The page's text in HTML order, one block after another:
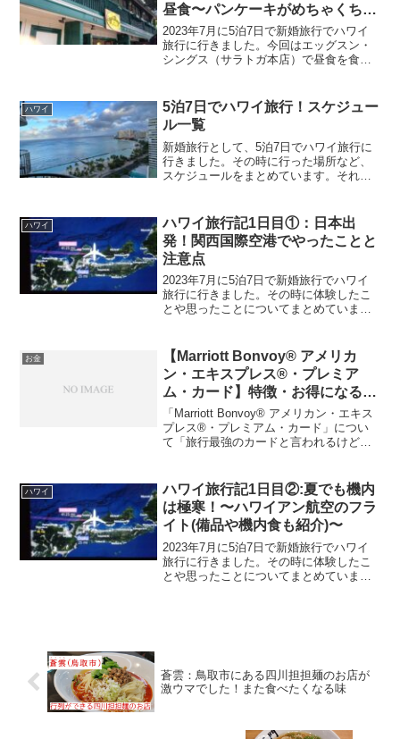
昼食〜パンケーキがめちゃくちゃ
でかい〜
2023年7月に5泊7日で新婚旅行でハワイ
旅行に行きました。今回はエッグスン・
シングス（サラトガ本店）で昼食を食べ
流れ、困ったことなどについて書いてい
ます。
ハワイ
5泊7日でハワイ旅行！スケジュー
ル一覧
新婚旅行として、5泊7日でハワイ旅行に
行きました。その時に行った場所など、
スケジュールをまとめています。それぞ
で、ハワイ旅行を計画されている方や、
これから行きたいなと考え...
ハワイ
ハワイ旅行記1日目①：日本出
発！関西国際空港でやったことと
注意点
2023年7月に5泊7日で新婚旅行でハワイ
旅行に行きました。その時に体験したこ
とや思ったことについてまとめていま
ュール一覧)5泊7日でかかった全費用をま
とめた記事は...
お金
【Marriott Bonvoy® アメリカ
ン・エキスプレス®・プレミア
ム・カード】特徴・お得になる
人・おすすめできる人
「Marriott Bonvoy® アメリカン・エキス
プレス®・プレミアム・カード」につい
て「旅行最強のカードと言われるけどな
なる目安となる基準はあるのか」という
ことに...
ハワイ
ハワイ旅行記1日目②:夏でも機内
は極寒！〜ハワイアン航空のフラ
イト(備品や機内食も紹介)〜
2023年7月に5泊7日で新婚旅行でハワイ
旅行に行きました。その時に体験したこ
とや思ったことについてまとめていま
蒼雲：鳥取市にある四川担担麺のお店が
激ウマでした！また食べたくなる味